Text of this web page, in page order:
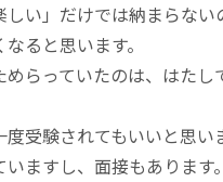
い」だけでは納まらな
ると思います。
らっていたのは、はた
験されてもいいと思い
ますし、面接もありま